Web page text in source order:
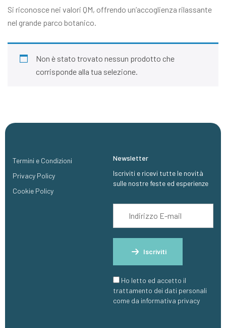
Si riconosce nei valori QM, offrendo un’accoglienza rilassante
nel grande parco botanico.
Non è stato trovato nessun prodotto che
corrisponde alla tua selezione.
Termini e Condizioni
Privacy Policy
Cookie Policy
Newsletter
Iscriviti e ricevi tutte le novità
sulle nostre feste ed esperienze
Iscriviti
Ho letto ed accetto il
trattamento dei dati personali
come da informativa privacy